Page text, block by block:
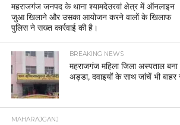
महराजगंज जनपद के थाना श्यामदेउरवां क्षेत्र में ऑनलाइन
जुआ खिलाने और उसका आयोजन करने वालों के खिलाफ
पुलिस ने सख्त कार्रवाई की है।
BREAKING NEWS
महराजगंज महिला जिला अस्पताल
अड्डा, दवाइयों के साथ जांचें भी बाहर
MAHARAJGANJ